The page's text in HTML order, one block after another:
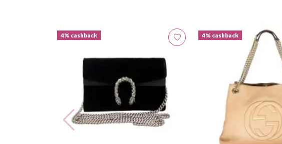
4% cashback 4% cashback